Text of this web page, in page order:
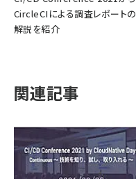
CircleCIによる調査レポートの
解説を紹介
関連記事